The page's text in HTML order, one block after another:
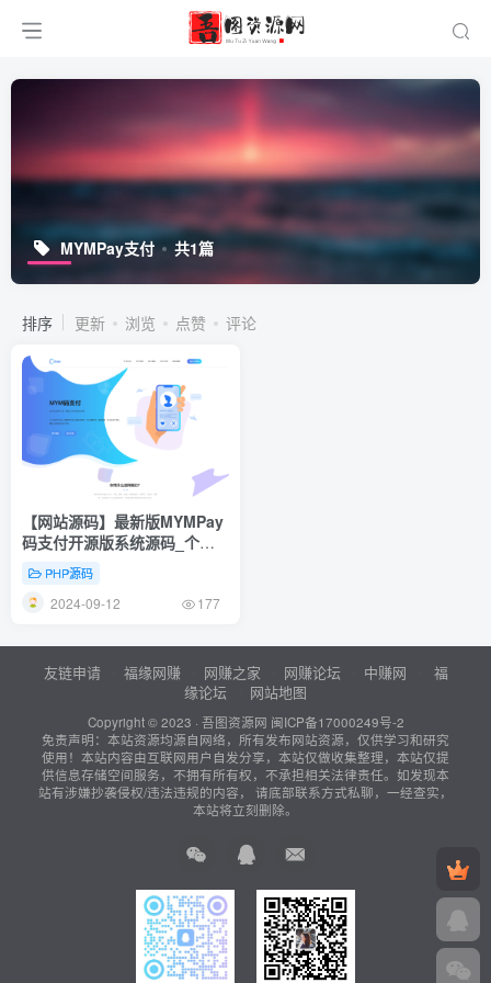
MYMPay支付 共1篇
排序 更新 浏览 点赞 评论
【网站源码】最新版MYMPay
码支付开源版系统源码_个人
免签支付_聚合支付系统
PHP源码
2024-09-12 177
友链申请 福缘网赚 网赚之家 网赚论坛 中赚网
福
缘论坛
网站地图
Copyright © 2023 · 吾图资源网 闽ICP备17000249号-2
免责声明：本站资源均源自网络，所有发布网站资源，仅供学习和研究
使用！本站内容由互联网用户自发分享，本站仅做收集整理，本站仅提
供信息存储空间服务，不拥有所有权，不承担相关法律责任。如发现本
站有涉嫌抄袭侵权/违法违规的内容， 请底部联系方式私聊，一经查实，
本站将立刻删除。